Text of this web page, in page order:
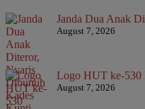
Janda Dua Anak
August 7, 2026
Logo HUT ke-530
August 7, 2026